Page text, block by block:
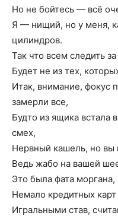
Но не бойтесь — всё
Я — нищий, но у меня,
цилиндров.
Так что всем следить
Будет не из тех,
Итак, внимание, фокус
замерли все,
Будто из ящика встала
смех,
Нервный кашель, но вы
Ведь жабо на вашей
Это была фата
Немало кредитных
Игральными став,